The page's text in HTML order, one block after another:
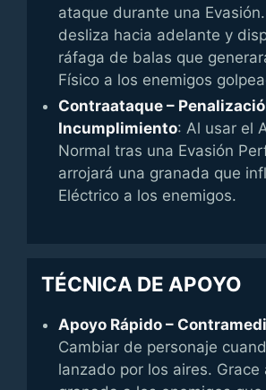
ataque durante una
desliza hacia adelante y
ráfaga de balas que
Físico a los enemigos
Contraataque –
Incumplimiento: Al usar el
Normal tras una Evasión
arrojará una granada que
Eléctrico a los enemigos.
TÉCNICA DE APOYO
Apoyo Rápido –
Cambiar de personaje
lanzado por los aires. Grace